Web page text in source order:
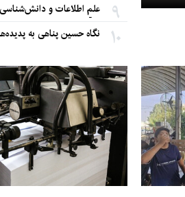
علم اطلاعات و
بازآفرینی منابع
نگاه حسین پناهی به